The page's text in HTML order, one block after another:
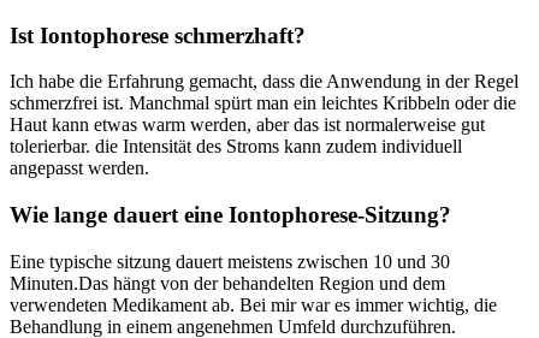
Ist ‍Iontophorese ​schmerzhaft?
Ich habe​ die Erfahrung gemacht,‍ dass⁣ die Anwendung in ‌der ⁣Regel⁤
schmerzfrei ist. Manchmal spürt‍ man ein ​leichtes Kribbeln oder die
‌Haut kann ‍etwas warm werden, aber das ist normalerweise gut
tolerierbar. die‍ Intensität des Stroms​ kann zudem⁢ individuell
angepasst werden.
Wie lange dauert eine Iontophorese-Sitzung?
Eine typische sitzung dauert ⁤meistens zwischen 10 und 30​
Minuten.Das‍ hängt von der behandelten Region und⁢ dem
verwendeten⁣ Medikament‌ ab. Bei mir war es immer wichtig,⁢ die
Behandlung in einem ​angenehmen⁢ Umfeld durchzuführen.